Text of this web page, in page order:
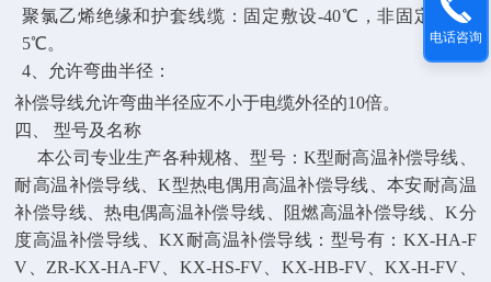
聚氯乙烯绝缘和护套线缆：固定敷设-40℃，非固定敷设-1
5℃。
4、允许弯曲半径：
补偿导线允许弯曲半径应不小于电缆外径的10倍。
四、 型号及名称
本公司专业生产各种规格、型号：K型耐高温补偿导线、
耐高温补偿导线、K型热电偶用高温补偿导线、本安耐高温
补偿导线、热电偶高温补偿导线、阻燃高温补偿导线、K分
度高温补偿导线、KX耐高温补偿导线：型号有：KX-HA-F
V、ZR-KX-HA-FV、KX-HS-FV、KX-HB-FV、KX-H-FV、
电话咨询